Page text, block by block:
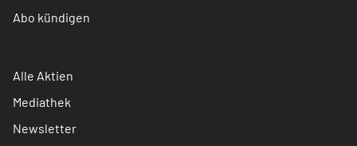
Abo kündigen
Alle Aktien
Mediathek
Newsletter